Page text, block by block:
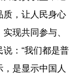
，让人民身心
现共同参与、
：“我们都是普
是显示中国人